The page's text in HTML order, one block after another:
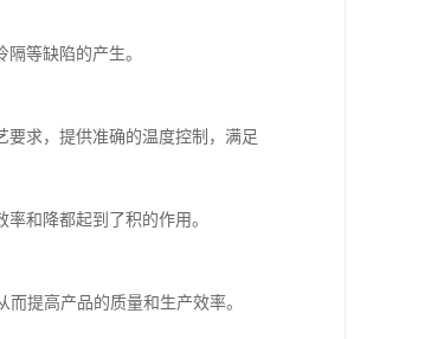
等缺陷的产生。
要求，提供准确的温度控制，满足
和降都起到了积的作用。
提高产品的质量和生产效率。